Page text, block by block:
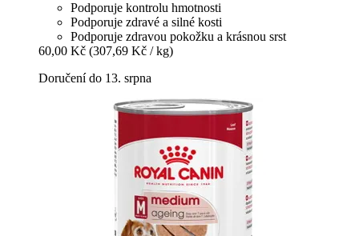
Podporuje kontrolu hmotnosti
Podporuje zdravé a silné kosti
Podporuje zdravou pokožku a krásnou srst
60,00 Kč (307,69 Kč / kg)
Doručení do 13. srpna